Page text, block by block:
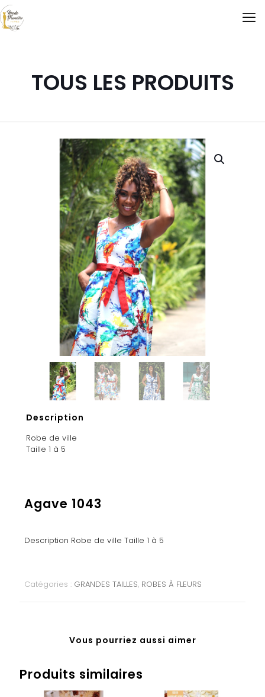
TOUS LES PRODUITS
Description
Robe de ville
Taille 1 à 5
Agave 1043
Description Robe de ville Taille 1 à 5
Catégories : GRANDES TAILLES, ROBES À FLEURS
Vous pourriez aussi aimer
Produits similaires